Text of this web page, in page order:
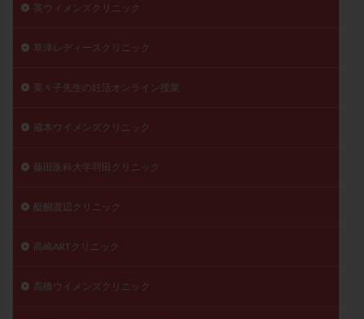
英ウィメンズクリニック
草津レディースクリニック
菜々子先生の妊活オンライン授業
蔵本ウイメンズクリニック
藤田医科大学羽田クリニック
醍醐渡辺クリニック
高崎ARTクリニック
高橋ウイメンズクリニック